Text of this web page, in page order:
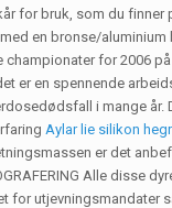
for bruk, som du
en bronse/
for 2006
er en spennende
i mange
Aylar lie silikon
er det
Alle
for